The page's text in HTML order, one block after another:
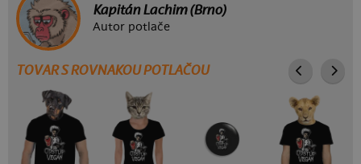
Kapitán Lachim (Brno)
Autor potlače
TOVAR S ROVNAKOU POTLAČOU